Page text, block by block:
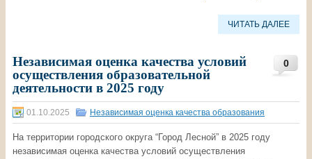
ЧИТАТЬ ДАЛЕЕ
0
Независимая оценка качества условий
осуществления образовательной
деятельности в 2025 году
01.10.2025 Независимая оценка качества образования
На территории городского округа “Город Лесной” в 2025 году
независимая оценка качества условий осуществления